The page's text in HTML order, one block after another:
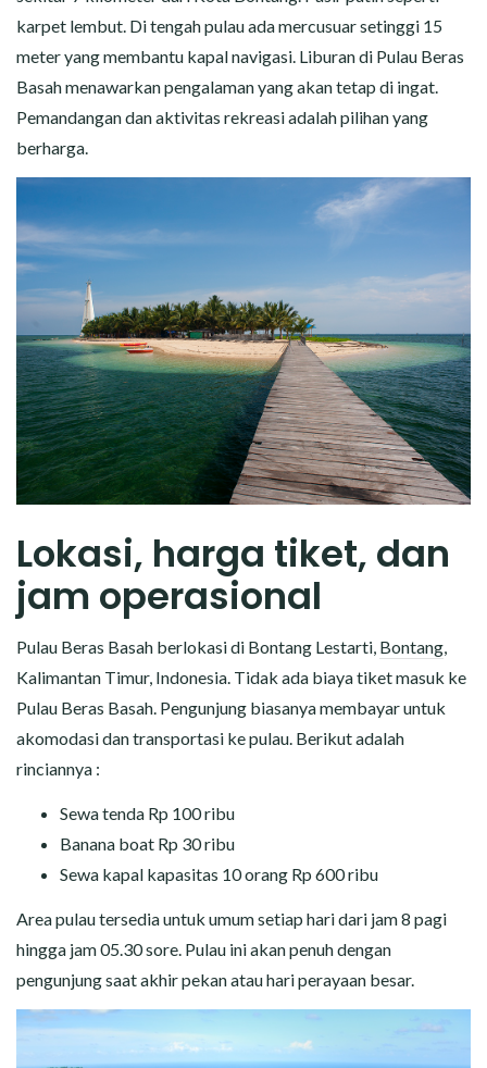
karpet lembut. Di tengah pulau ada mercusuar setinggi 15
meter yang membantu kapal navigasi. Liburan di Pulau Beras
Basah menawarkan pengalaman yang akan tetap di ingat.
Pemandangan dan aktivitas rekreasi adalah pilihan yang
berharga.
Lokasi, harga tiket, dan
jam operasional
Pulau Beras Basah berlokasi di Bontang Lestarti, Bontang
Kalimantan Timur, Indonesia. Tidak ada biaya tiket masuk ke
Pulau Beras Basah. Pengunjung biasanya membayar untuk
akomodasi dan transportasi ke pulau. Berikut adalah
rinciannya :
Sewa tenda Rp 100 ribu
Banana boat Rp 30 ribu
Sewa kapal kapasitas 10 orang Rp 600 ribu
Area pulau tersedia untuk umum setiap hari dari jam 8 pagi
hingga jam 05.30 sore. Pulau ini akan penuh dengan
pengunjung saat akhir pekan atau hari perayaan besar.